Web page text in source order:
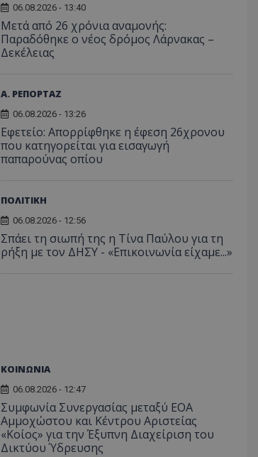
06.08.2026 - 13:40
Μετά από 26 χρόνια αναμονής:
Παραδόθηκε ο νέος δρόμος Λάρνακας –
Δεκέλειας
Α. ΡΕΠΟΡΤΑΖ
06.08.2026 - 13:26
Εφετείο: Απορρίφθηκε η έφεση 26χρονου
που κατηγορείται για εισαγωγή
παπαρούνας οπίου
ΠΟΛΙΤΙΚΗ
06.08.2026 - 12:56
Σπάει τη σιωπή της η Τίνα Παύλου για τη
ρήξη με τον ΔΗΣΥ - «Επικοινωνία είχαμε...»
ΚΟΙΝΩΝΙΑ
06.08.2026 - 12:47
Συμφωνία Συνεργασίας μεταξύ ΕΟΑ
Αμμοχώστου και Κέντρου Αριστείας
«Κοίος» για την Έξυπνη Διαχείριση του
Δικτύου Ύδρευσης